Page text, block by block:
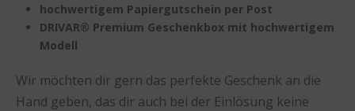
hochwertigem Papiergutschein per Post
DRIVAR® Premium Geschenkbox mit hochwertigem
Modell
Wir möchten dir gern das perfekte Geschenk an die
Hand geben, das dir auch bei der Einlösung keine